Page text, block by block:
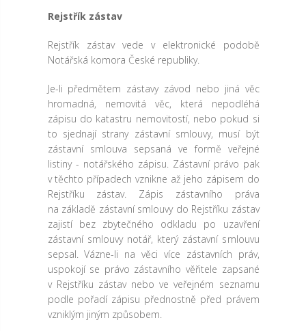
Rejstřík zástav
Rejstřík zástav vede v elektronické podobě
Notářská komora České republiky.
Je-li předmětem zástavy závod nebo jiná věc
hromadná, nemovitá věc, která nepodléhá
zápisu do katastru nemovitostí, nebo pokud si
to sjednají strany zástavní smlouvy, musí být
zástavní smlouva sepsaná ve formě veřejné
listiny - notářského zápisu. Zástavní právo pak
v těchto případech vznikne až jeho zápisem do
Rejstříku zástav. Zápis zástavního práva
na základě zástavní smlouvy do Rejstříku zástav
zajistí bez zbytečného odkladu po uzavření
zástavní smlouvy notář, který zástavní smlouvu
sepsal. Vázne-li na věci více zástavních práv,
uspokojí se právo zástavního věřitele zapsané
v Rejstříku zástav nebo ve veřejném seznamu
podle pořadí zápisu přednostně před právem
vzniklým jiným způsobem.